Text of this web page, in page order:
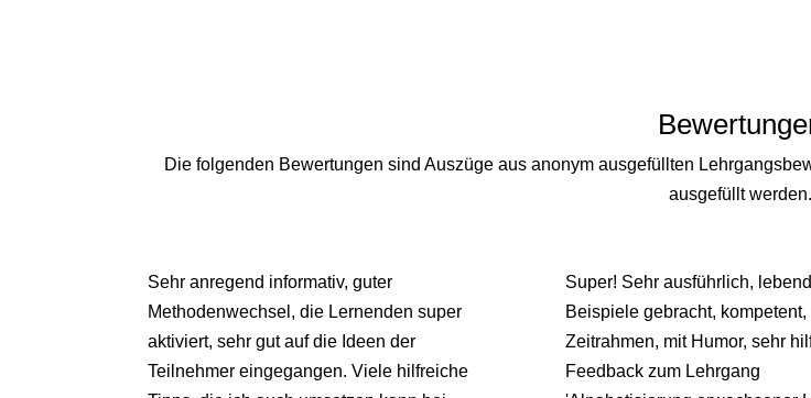
Die folgenden Bewertungen sind Auszüge aus anonym ausgefüllten
ausgefüllt werden.
Sehr anregend informativ, guter
Methodenwechsel, die Lernenden super
aktiviert, sehr gut auf die Ideen der
Teilnehmer eingegangen. Viele hilfreiche
Super! Sehr ausführlich,
Beispiele gebracht, kompetent,
Zeitrahmen, mit Humor, sehr
Feedback zum Lehrgang